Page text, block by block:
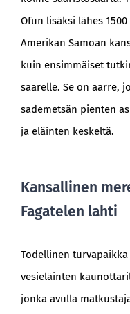
Ofun lisäksi lähes
Amerikan Samoan
kuin ensimmäiset
saarelle. Se on aarre,
sademetsän pienten
ja eläinten keskeltä.
Kansallinen
Fagatelen lahti
Todellinen
vesieläinten
jonka avulla